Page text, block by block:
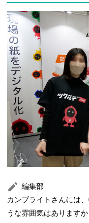
編集部
カンブライトさんには
うな雰囲気はありますか